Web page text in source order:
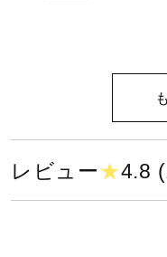
ジュニア／
塩素
レビュー★4.8